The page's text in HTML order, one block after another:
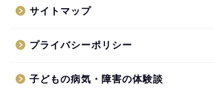
サイトマップ
プライバシーポリシー
子どもの病気・障害の体験談